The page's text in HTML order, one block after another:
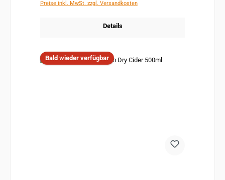
Preise inkl. MwSt. zzgl. Versandkosten
Details
Bald wieder verfügbar